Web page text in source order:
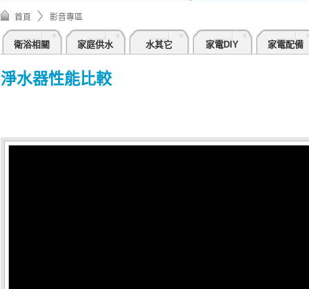
首頁 影音專區
衛浴相關 家庭供水 水其它 家電DIY 家電配備
淨水器性能比較